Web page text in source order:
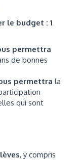
le budget : 1
permettra
de bonnes
permettra la
qui sont
, y compris